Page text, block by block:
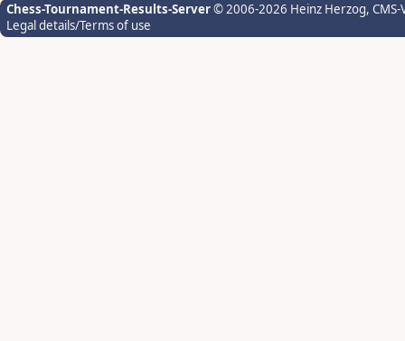
Chess-Tournament-Results-Server© 2006-2026 Heinz Herzog,
Legal details/Terms of use